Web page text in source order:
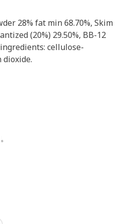
28% fat min 68.70%, Skim
(20%) 29.50%, BB-12
ingredients: cellulose-